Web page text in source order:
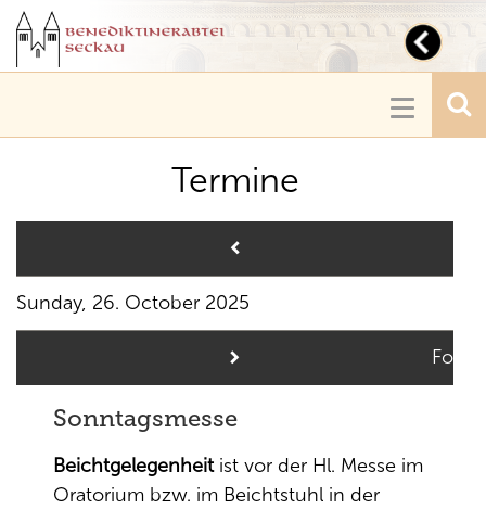
Toggle
Termine
Sunday, 26. October 2025
Sonntagsmesse
Beichtgelegenheitist vor der Hl. Messe im
Oratorium bzw. im Beichtstuhl in der